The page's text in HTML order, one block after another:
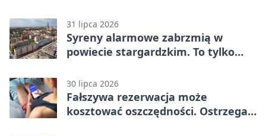
31 lipca 2026
Syreny alarmowe zabrzmią w
powiecie stargardzkim. To tylko
30 lipca 2026
Fałszywa rezerwacja może
kosztować oszczędności. Ostrzega